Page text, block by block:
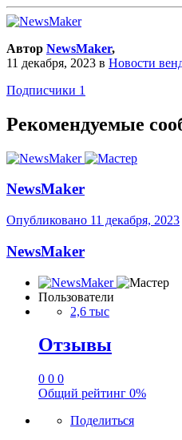
Автор NewsMaker,
11 декабря, 2023 в Новости
Подписчики 1
Рекомендуемые
NewsMaker
Опубликовано 11 декабря, 2023
NewsMaker
Пользователи
2,6 тыс
Отзывы
0 0 0
Общий рейтинг 0%
Поделиться